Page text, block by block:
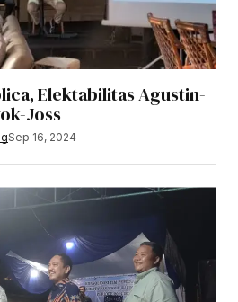
Elektabilitas Agustin-
Joss
Sep 16, 2024